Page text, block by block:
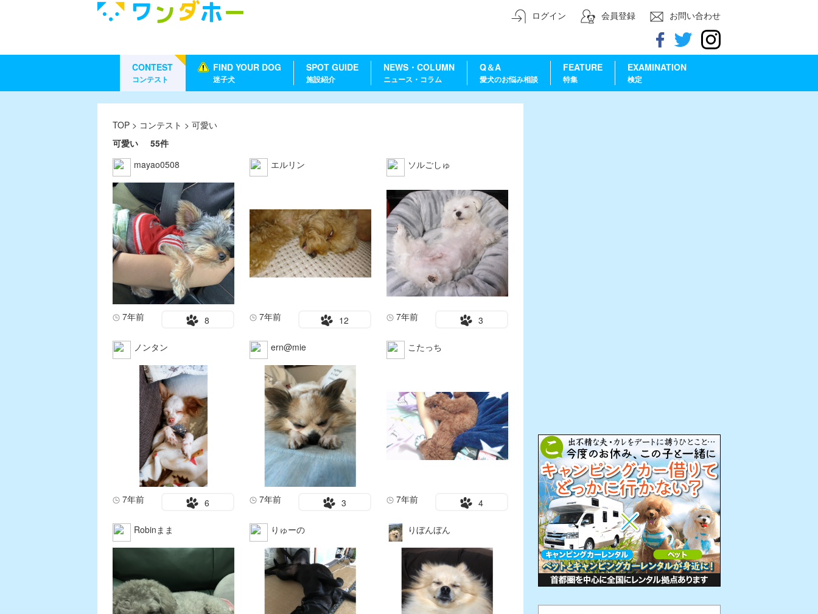
ログイン 会員登録 お問い合わせ
CONTEST
コンテスト
FIND YOUR DOG
迷子犬
SPOT GUIDE
施設紹介
NEWS・COLUMN
ニュース・コラム
Q＆A
愛犬のお悩み相談
FEATURE
特集
EXAMINATION
検定
TOP > コンテスト > 可愛い
可愛い
55件
mayao0508
7年前 8
エルリン
7年前 12
ソルごしゅ
7年前 3
ノンタン
7年前 6
ern@mie
7年前 3
こたっち
7年前 4
Robinまま りゅーの りぼんぼん